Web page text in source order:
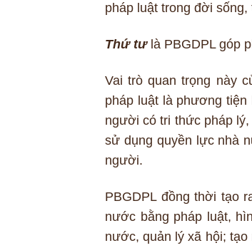
pháp luật trong đời
Thứ tưlà PBGDPL góp
Vai trò quan trọng này
pháp luật là phương
người có tri thức pháp
sử dụng quyền lực nhà
người.
PBGDPL đồng thời tạo
nước bằng pháp luật,
nước, quản lý xã hội;